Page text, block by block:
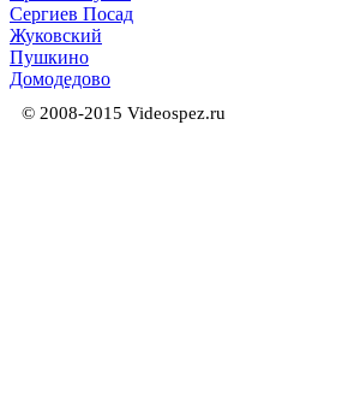
Сергиев Посад
Жуковский
Пушкино
Домодедово
© 2008-2015 Videospez.ru